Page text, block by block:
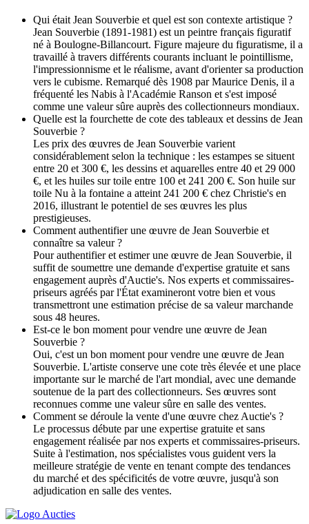
Qui était Jean Souverbie et quel est son contexte artistique ?
Jean Souverbie (1891-1981) est un peintre français figuratif
né à Boulogne-Billancourt. Figure majeure du figuratisme, il a
travaillé à travers différents courants incluant le pointillisme,
l'impressionnisme et le réalisme, avant d'orienter sa production
vers le cubisme. Remarqué dès 1908 par Maurice Denis, il a
fréquenté les Nabis à l'Académie Ranson et s'est imposé
comme une valeur sûre auprès des collectionneurs mondiaux.
Quelle est la fourchette de cote des tableaux et dessins de Jean
Souverbie ?
Les prix des œuvres de Jean Souverbie varient
considérablement selon la technique : les estampes se situent
entre 20 et 300 €, les dessins et aquarelles entre 40 et 29 000
€, et les huiles sur toile entre 100 et 241 200 €. Son huile sur
toile Nu à la fontaine a atteint 241 200 € chez Christie's en
2016, illustrant le potentiel de ses œuvres les plus
prestigieuses.
Comment authentifier une œuvre de Jean Souverbie et
connaître sa valeur ?
Pour authentifier et estimer une œuvre de Jean Souverbie, il
suffit de soumettre une demande d'expertise gratuite et sans
engagement auprès d'Auctie's. Nos experts et commissaires-
priseurs agréés par l'État examineront votre bien et vous
transmettront une estimation précise de sa valeur marchande
sous 48 heures.
Est-ce le bon moment pour vendre une œuvre de Jean
Souverbie ?
Oui, c'est un bon moment pour vendre une œuvre de Jean
Souverbie. L'artiste conserve une cote très élevée et une place
importante sur le marché de l'art mondial, avec une demande
soutenue de la part des collectionneurs. Ses œuvres sont
reconnues comme une valeur sûre en salle des ventes.
Comment se déroule la vente d'une œuvre chez Auctie's ?
Le processus débute par une expertise gratuite et sans
engagement réalisée par nos experts et commissaires-priseurs.
Suite à l'estimation, nos spécialistes vous guident vers la
meilleure stratégie de vente en tenant compte des tendances
du marché et des spécificités de votre œuvre, jusqu'à son
adjudication en salle des ventes.